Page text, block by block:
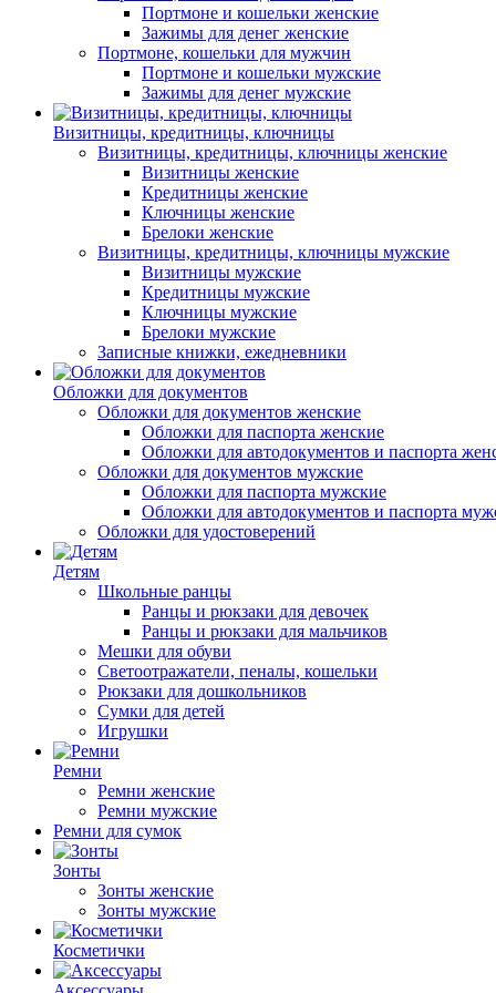
Портмоне и кошельки женские
Зажимы для денег женские
Портмоне, кошельки для мужчин
Портмоне и кошельки мужские
Зажимы для денег мужские
Визитницы, кредитницы, ключницы
Визитницы, кредитницы, ключницы женские
Визитницы женские
Кредитницы женские
Ключницы женские
Брелоки женские
Визитницы, кредитницы, ключницы мужские
Визитницы мужские
Кредитницы мужские
Ключницы мужские
Брелоки мужские
Записные книжки, ежедневники
Обложки для документов
Обложки для документов женские
Обложки для паспорта женские
Обложки для автодокументов и паспорта
Обложки для документов мужские
Обложки для паспорта мужские
Обложки для автодокументов и паспорта
Обложки для удостоверений
Детям
Школьные ранцы
Ранцы и рюкзаки для девочек
Ранцы и рюкзаки для мальчиков
Мешки для обуви
Светоотражатели, пеналы, кошельки
Рюкзаки для дошкольников
Сумки для детей
Игрушки
Ремни
Ремни женские
Ремни мужские
Ремни для сумок
Зонты
Зонты женские
Зонты мужские
Косметички